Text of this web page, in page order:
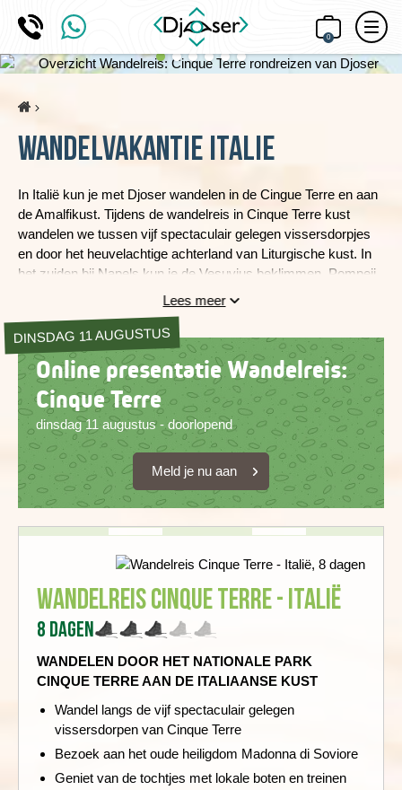
0
Home
Wandelvakantie Italie
In Italië kun je met Djoser wandelen in de Cingue Terre en aan
de Amalfikust. Tijdens de wandelreis in Cinque Terre kust
wandelen we tussen vijf spectaculair gelegen vissersdorpjes
en door het heuvelachtige achterland van Liturgische kust. In
het zuiden bij Napels kun je de Vesuvius beklimmen, Pompeii
bezoeken en loop je langs de mooie Amalfikust.
Lees meer
DINSDAG 11 AUGUSTUS
Online presentatie Wandelreis:
Cinque Terre
dinsdag 11 augustus - doorlopend
Meld je nu aan
Wandelreis Cinque Terre - Italië
8 dagen
WANDELEN DOOR HET NATIONALE PARK
CINQUE TERRE AAN DE ITALIAANSE KUST
Wandel langs de vijf spectaculair gelegen
vissersdorpen van Cinque Terre
Bezoek aan het oude heiligdom Madonna di Soviore
Geniet van de tochtjes met lokale boten en treinen